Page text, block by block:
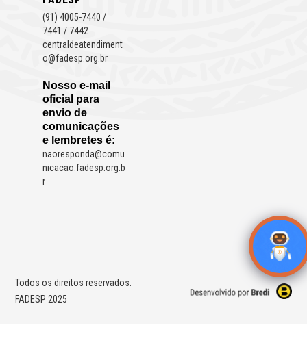
(91) 4005-7440 /
7441 / 7442
centraldeatendiment
o@fadesp.org.br
Nosso e-mail
oficial para
envio de
comunicações
e lembretes é:
naoresponda@comu
nicacao.fadesp.org.b
r
Todos os direitos reservados.
FADESP 2025